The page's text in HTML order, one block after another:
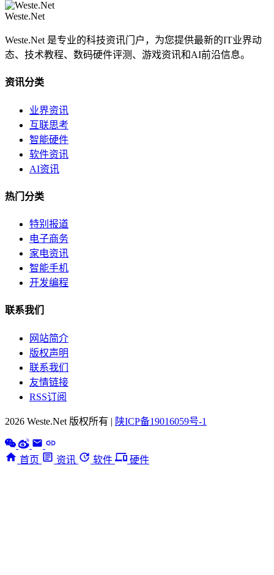
Weste.Net
Weste.Net 是专业的科技资讯门户，为您提供最新的IT业界动
态、技术教程、数码硬件评测、游戏资讯和AI前沿信息。
资讯分类
业界资讯
互联思考
智能硬件
软件资讯
AI资讯
热门分类
特别报道
电子商务
家电资讯
智能手机
开发编程
联系我们
网站简介
版权声明
联系我们
友情链接
RSS订阅
2026 Weste.Net 版权所有 | 陕ICP备19016059号-1
首页 资讯 软件 硬件